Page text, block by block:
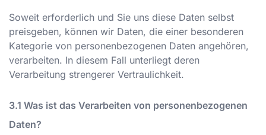
Soweit erforderlich und Sie uns diese Daten selbst
preisgeben, können wir Daten, die einer besonderen
Kategorie von personenbezogenen Daten angehören,
verarbeiten. In diesem Fall unterliegt deren
Verarbeitung strengerer Vertraulichkeit.
Was ist das Verarbeiten von personenbezogenen
Daten?